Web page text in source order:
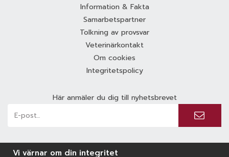
Information & Fakta
Samarbetspartner
Tolkning av provsvar
Veterinärkontakt
Om cookies
Integritetspolicy
Här anmäler du dig till nyhetsbrevet
Vi värnar om din integritet